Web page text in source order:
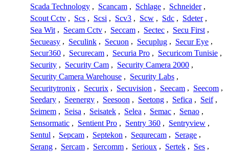
Scada Technology , Scancam , Schlage , Schneider ,
Scout Cctv , Scs , Scsi , Scv3 , Scw , Sdc , Sdeter ,
Sea Wit , Secam Cctv , Seccam , Sectec , Secu First ,
Secueasy , Seculink , Secuon , Secuplug , Secur Eye ,
Secur360 , Securecam , Securia Pro , Securicom Tunisie ,
Security , Security Cam , Security Camera 2000 ,
Security Camera Warehouse , Security Labs ,
Securitytronix , Securix , Secuvision , Seecam , Seecom ,
Seedary , Seenergy , Seesoon , Seetong , Sefica , Seif ,
Seimem , Seisa , Seisatek , Selea , Semac , Senao ,
Sensormatic , Sentient Pro , Sentry 360 , Sentryview ,
Sentul , Sepcam , Septekon , Sequrecam , Serage ,
Serang , Sercam , Sercomm , Serioux , Sertek , Ses ,